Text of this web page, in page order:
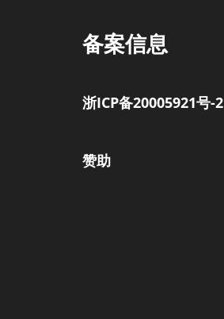
备案信息
浙ICP备20005921号-2
赞助